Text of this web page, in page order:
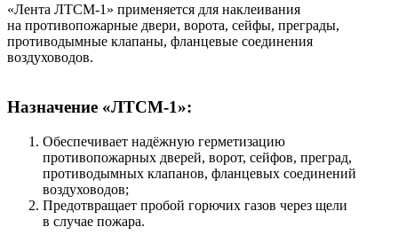
«Лента ЛТСМ-1» применяется для наклеивания
на противопожарные двери, ворота, сейфы, преграды,
противодымные клапаны, фланцевые соединения
воздуховодов.
Назначение «ЛТСМ-1»:
Обеспечивает надёжную герметизацию
противопожарных дверей, ворот, сейфов, преград,
противодымных клапанов, фланцевых соединений
воздуховодов;
Предотвращает пробой горючих газов через щели
в случае пожара.